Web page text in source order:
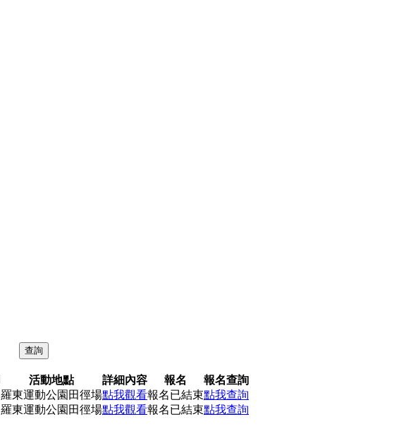
查詢
活動地點 詳細內容 報名
報名查詢
羅東運動公園田徑場點我觀看報名已結束點我查詢
羅東運動公園田徑場點我觀看報名已結束點我查詢